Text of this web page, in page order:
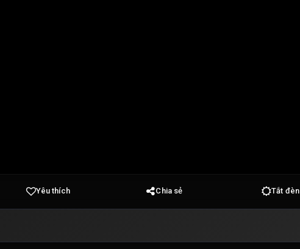
Yêu thích Chia sẻ Tắt đèn